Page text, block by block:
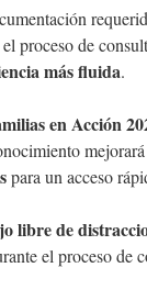
proceso de
más fluida.
en Acción
para un acceso
libre de
el proceso de